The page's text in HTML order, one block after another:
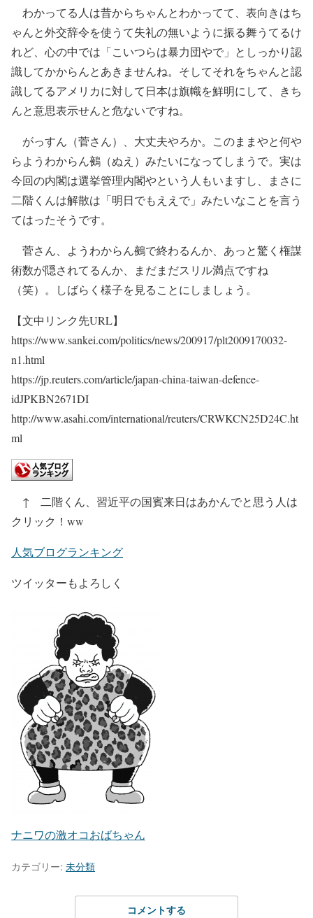
わかってる人は昔からちゃんとわかってて、表向きはち
ゃんと外交辞令を使うて失礼の無いように振る舞うてるけ
れど、心の中では「こいつらは暴力団やで」としっかり認
識してかからんとあきませんね。そしてそれをちゃんと認
識してるアメリカに対して日本は旗幟を鮮明にして、きち
んと意思表示せんと危ないですね。
がっすん（菅さん）、大丈夫やろか。このままやと何や
らようわからん鵺（ぬえ）みたいになってしまうで。実は
今回の内閣は選挙管理内閣やという人もいますし、まさに
二階くんは解散は「明日でもええで」みたいなことを言う
てはったそうです。
菅さん、ようわからん鵺で終わるんか、あっと驚く権謀
術数が隠されてるんか、まだまだスリル満点ですね
（笑）。しばらく様子を見ることにしましょう。
【文中リンク先URL】
https://www.sankei.com/politics/news/200917/plt2009170032-
n1.html
https://jp.reuters.com/article/japan-china-taiwan-defence-
idJPKBN2671DI
http://www.asahi.com/international/reuters/CRWKCN25D24C.ht
ml
↑ 二階くん、習近平の国賓来日はあかんでと思う人は
クリック！ww
人気ブログランキング
ツイッターもよろしく
ナニワの激オコおばちゃん
カテゴリー: 未分類
コメントする